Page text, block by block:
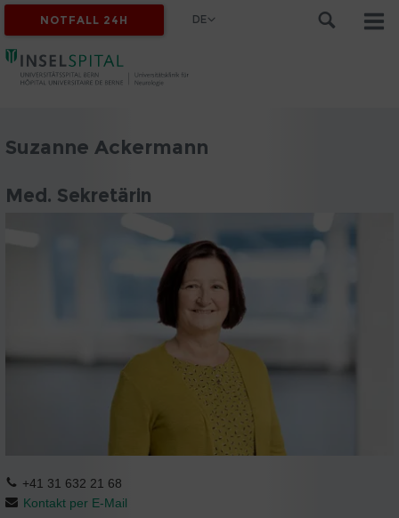
NOTFALL 24H DE
Suzanne Ackermann
Med. Sekretärin
+41 31 632 21 68
Kontakt per E-Mail